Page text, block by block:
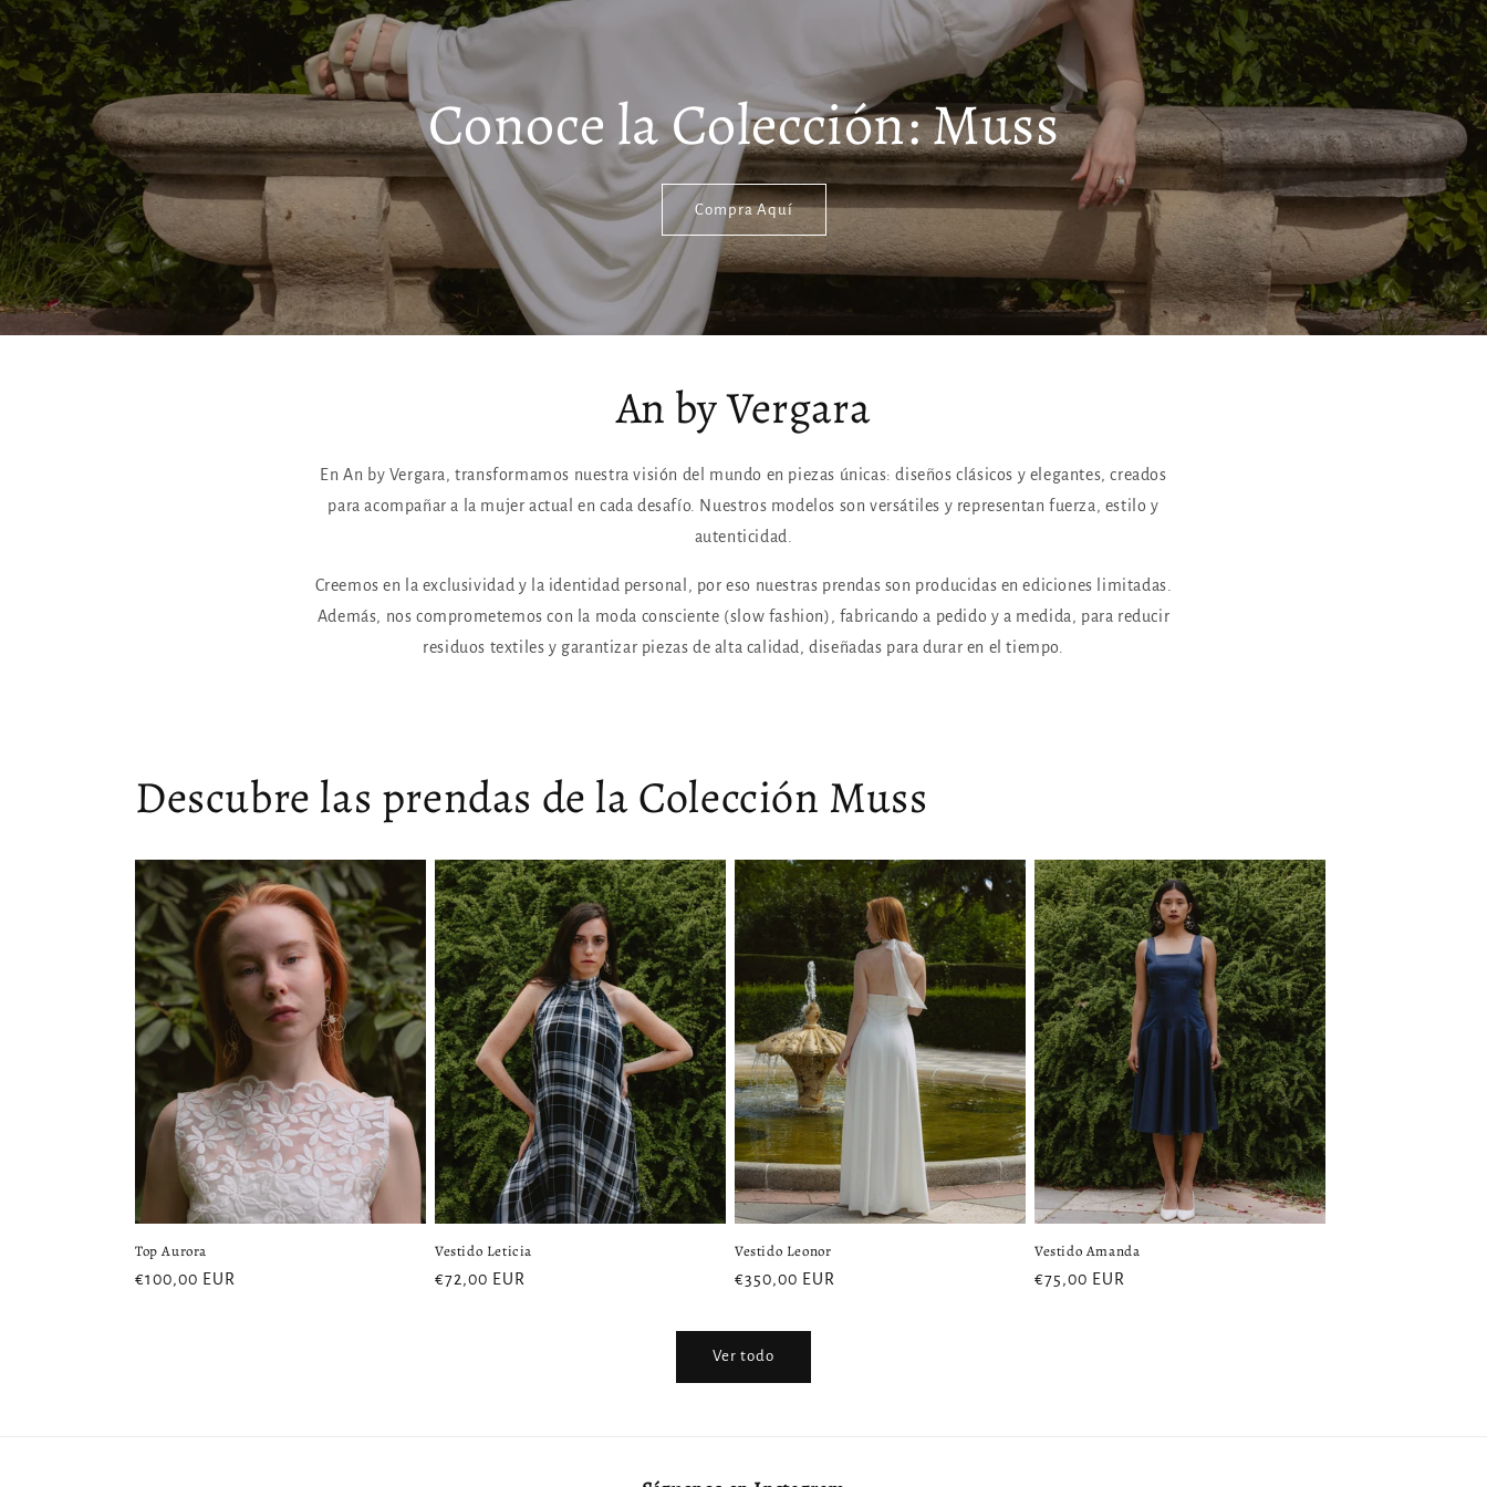
Conoce la Colección: Muss
Compra Aquí
An by Vergara
En An by Vergara, transformamos nuestra visión del mundo en piezas únicas: diseños clásicos y elegantes, creados
para acompañar a la mujer actual en cada desafío. Nuestros modelos son versátiles y representan fuerza, estilo y
autenticidad.
Creemos en la exclusividad y la identidad personal, por eso nuestras prendas son producidas en ediciones limitadas.
Además, nos comprometemos con la moda consciente (slow fashion), fabricando a pedido y a medida, para reducir
residuos textiles y garantizar piezas de alta calidad, diseñadas para durar en el tiempo.
Descubre las prendas de la Colección Muss
Top Aurora
Precio
€100,00 EUR
Vestido Leticia
Precio
€72,00 EUR
Vestido Leonor
Precio
€350,00 EUR
Vestido Amanda
Precio
€75,00 EUR
Ver todo